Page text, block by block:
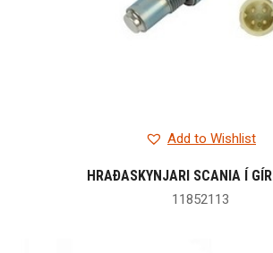
Add to Wishlist
HRAÐASKYNJARI SCANIA Í
11852113